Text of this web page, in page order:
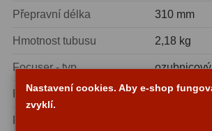
Astronomické
Lovecké a turistické
Námořní11
Sportovní54
Přepravní délka 310 mm
Hmotnost tubusu 2,18 kg
Focuser - typ
Focuser - volný průměr 64 mm
Nastavení cookies. Aby e-shop
zvyklí.